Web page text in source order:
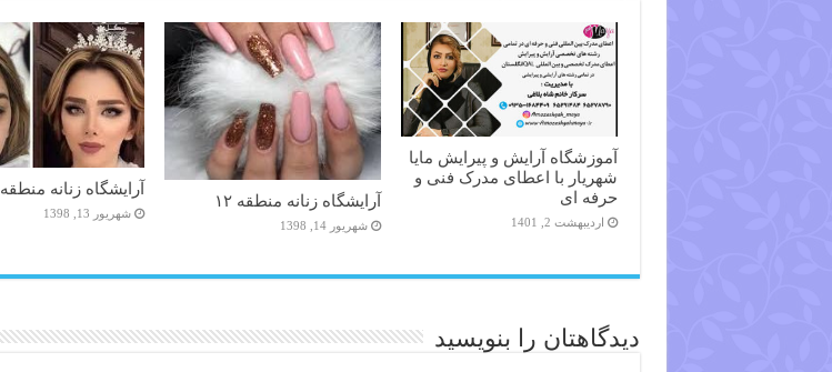
آموزشگاه آرایش و پیرایش مایا
شهریار با اعطای مدرک فنی و
حرفه ای
اردیبهشت 2, 1401
آرایشگاه زنانه منطقه ۱۲
شهریور 14, 1398
آرایشگاه زنانه منطقه ۱۱
شهریور 13, 1398
دیدگاهتان را بنویسید